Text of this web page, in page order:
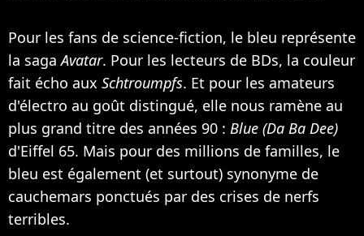
Pour les fans de science-fiction, le bleu représente
la sagaAvatar. Pour les lecteurs de BDs, la couleur
fait écho aux Schtroumpfs. Et pour les amateurs
d'électro au goût distingué, elle nous ramène au
plus grand titre des années 90 : Blue (Da Ba Dee)
d'Eiffel 65. Mais pour des millions de familles, le
bleu est également (et surtout) synonyme de
cauchemars ponctués par des crises de nerfs
terribles.